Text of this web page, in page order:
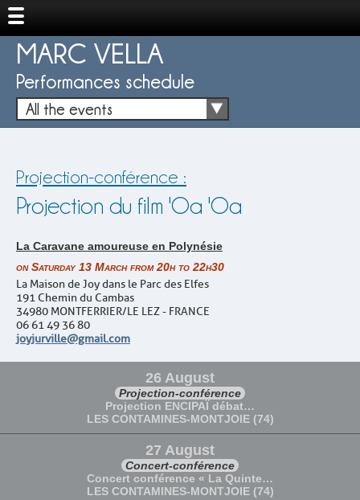
MARC VELLA
Performances schedule
All the events
Projection-conférence :
Projection du film 'Oa 'Oa
La Caravane amoureuse en Polynésie
on Saturday 13 March from 20h to 22h30
La Maison de Joy dans le Parc des Elfes
191 Chemin du Cambas
34980 MONTFERRIER/LE LEZ - FRANCE
06 61 49 36 80
joyjurville@gmail.com
26 August
Projection-conférence
Projection ENCIPAÏ débat…
LES CONTAMINES-MONTJOIE (74)
27 August
Concert-conférence
Concert conférence « La Quinte…
LES CONTAMINES-MONTJOIE (74)